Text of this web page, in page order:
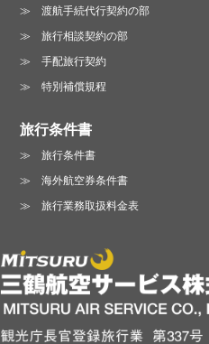
渡航手続代行契約の部
旅行相談契約の部
手配旅行契約
特別補償規程
旅行条件書
旅行条件書
海外航空券条件書
旅行業務取扱料金表